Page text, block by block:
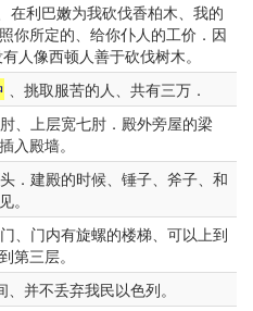
在利巴嫩为我砍伐香柏木、我的
你所定的、给你仆人的工价．因
人像西顿人善于砍伐树木。
、挑取服苦的人、共有三万．
、上层宽七肘．殿外旁屋的梁
入殿墙。
．建殿的时候、锤子、斧子、和
。
、门内有旋螺的楼梯、可以上到
第三层。
、并不丢弃我民以色列。